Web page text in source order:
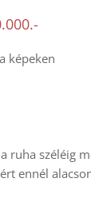
képeken
ruha széléig
ennél